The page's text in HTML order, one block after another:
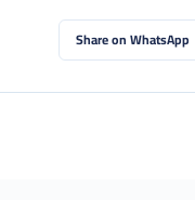
Share on WhatsApp